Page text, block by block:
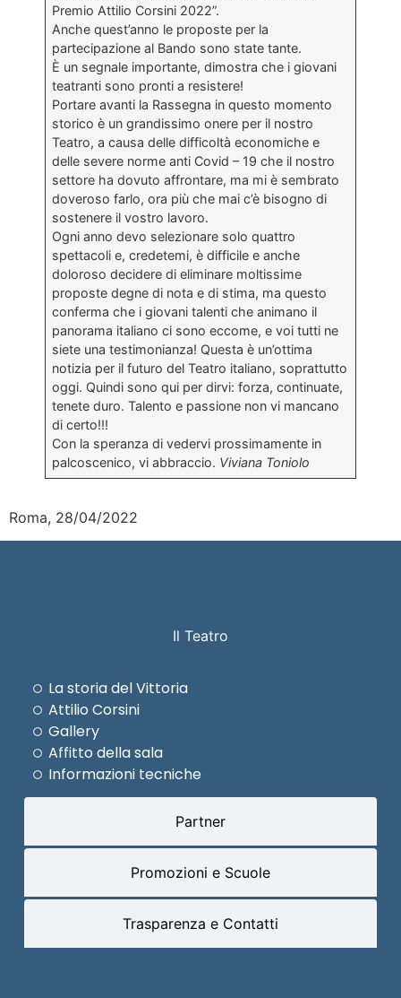
Premio Attilio Corsini 2022”.
Anche quest’anno le proposte per la
partecipazione al Bando sono state tante.
È un segnale importante, dimostra che i giovani
teatranti sono pronti a resistere!
Portare avanti la Rassegna in questo momento
storico è un grandissimo onere per il nostro
Teatro, a causa delle difficoltà economiche e
delle severe norme anti Covid – 19 che il nostro
settore ha dovuto affrontare, ma mi è sembrato
doveroso farlo, ora più che mai c’è bisogno di
sostenere il vostro lavoro.
Ogni anno devo selezionare solo quattro
spettacoli e, credetemi, è difficile e anche
doloroso decidere di eliminare moltissime
proposte degne di nota e di stima, ma questo
conferma che i giovani talenti che animano il
panorama italiano ci sono eccome, e voi tutti ne
siete una testimonianza! Questa è un’ottima
notizia per il futuro del Teatro italiano, soprattutto
oggi. Quindi sono qui per dirvi: forza, continuate,
tenete duro. Talento e passione non vi mancano
di certo!!!
Con la speranza di vedervi prossimamente in
palcoscenico, vi abbraccio. Viviana Toniolo
Roma, 28/04/2022
Il Teatro
Partner
Promozioni e Scuole
Trasparenza e Contatti
La storia del Vittoria
Attilio Corsini
Gallery
Affitto della sala
Informazioni tecniche